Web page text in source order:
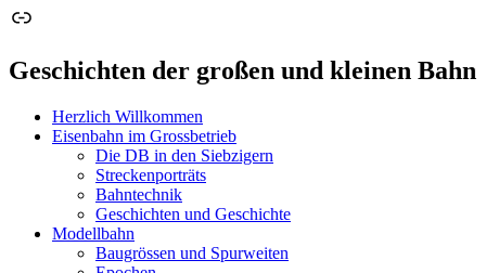
Link
Geschichten der großen und kleinen Bahn
Herzlich Willkommen
Eisenbahn im Grossbetrieb
Die DB in den Siebzigern
Streckenporträts
Bahntechnik
Geschichten und Geschichte
Modellbahn
Baugrössen und Spurweiten